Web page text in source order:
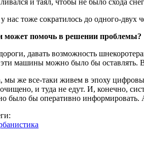
нас тоже сократилось до одного-
может помочь в решении проблемы?
давать возможность
машины можно было бы оставлять.
мы же все-таки живем в эпоху
и туда не едут. И, конечно,
было бы оперативно